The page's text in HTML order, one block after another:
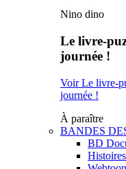
Nino dino
Le livre-
journée !
Voir Le livre-
journée !
À paraître
BANDES
BD